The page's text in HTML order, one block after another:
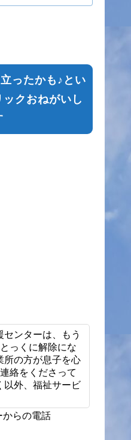
ったかも♪とい
クおねがいし
ンターは、もう
っくに解除にな
所の方が息子を心
絡をくださって
以外、福祉サービ
からの電話